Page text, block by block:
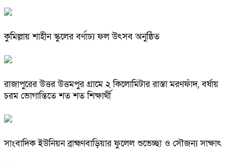
কুমিল্লায় শাহীন স্কুলের বর্ণাঢ্য ফল উৎসব অনুষ্ঠিত
রাজাপুরের উত্তর উত্তমপুর গ্রামে ২ কিলোমিটার রাস্তা মরণফাঁদ, বর্ষায়
চরম ভোগান্তিতে শত শত শিক্ষার্থী
সাংবাদিক ইউনিয়ন ব্রাহ্মণবাড়িয়ার ফুলেল শুভেচ্ছা ও সৌজন্য সাক্ষাৎ